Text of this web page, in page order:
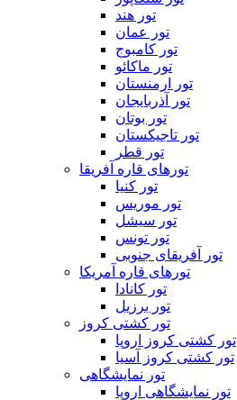
تور هند
تور عمان
تور کامبوج
تور ماکائو
تور ارمنستان
تور آذربایجان
تور بوتان
تور تاجیکستان
تور قطر
تورهای قاره آفریقا
تور کنیا
تور موریس
تور سیشل
تور تونس
تور آفریقای جنوبی
تورهای قاره آمریکا
تور کانادا
تور برزیل
تور کشتی کروز
تور کشتی کروز اروپا
تور کشتی کروز آسیا
تور نمایشگاهی
تور نمایشگاهی اروپا